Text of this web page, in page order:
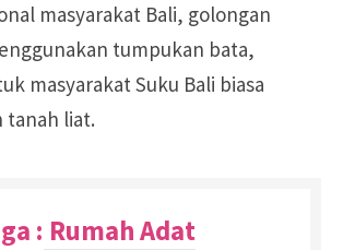
masyarakat Bali, golongan
tumpukan bata,
masyarakat Suku Bali biasa
tanah liat.
: Rumah Adat